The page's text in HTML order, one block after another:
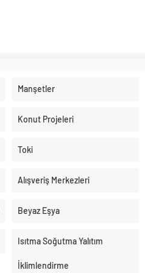
Manşetler
Konut Projeleri
Toki
Alışveriş Merkezleri
Beyaz Eşya
Isıtma Soğutma Yalıtım
İklimlendirme